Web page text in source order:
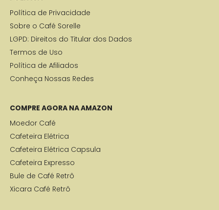
Política de Privacidade
Sobre o Café Sorelle
LGPD: Direitos do Titular dos Dados
Termos de Uso
Política de Afiliados
Conheça Nossas Redes
COMPRE AGORA NA AMAZON
Moedor Café
Cafeteira Elétrica
Cafeteira Elétrica Capsula
Cafeteira Expresso
Bule de Café Retrô
Xicara Café Retrô